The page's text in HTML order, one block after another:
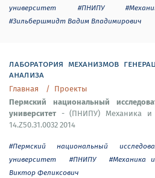
университет
#ПНИПУ
#Зильбершмидт Вадим Владимирович
лаборатория механизмов
анализа
Главная Проекты
Пермский национальный
университет - (ПНИПУ) Механика и
14.Z50.31.0032 2014
#Пермский национальный
университет
#ПНИПУ #Механика
Виктор Феликсович